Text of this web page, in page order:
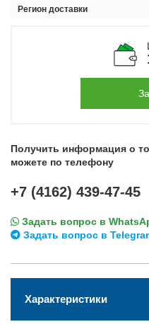
Регион доставки
Получить информация о
можете по телефону
+7 (4162) 439-47-45
Задать вопрос в
Задать вопрос в
Характеристики